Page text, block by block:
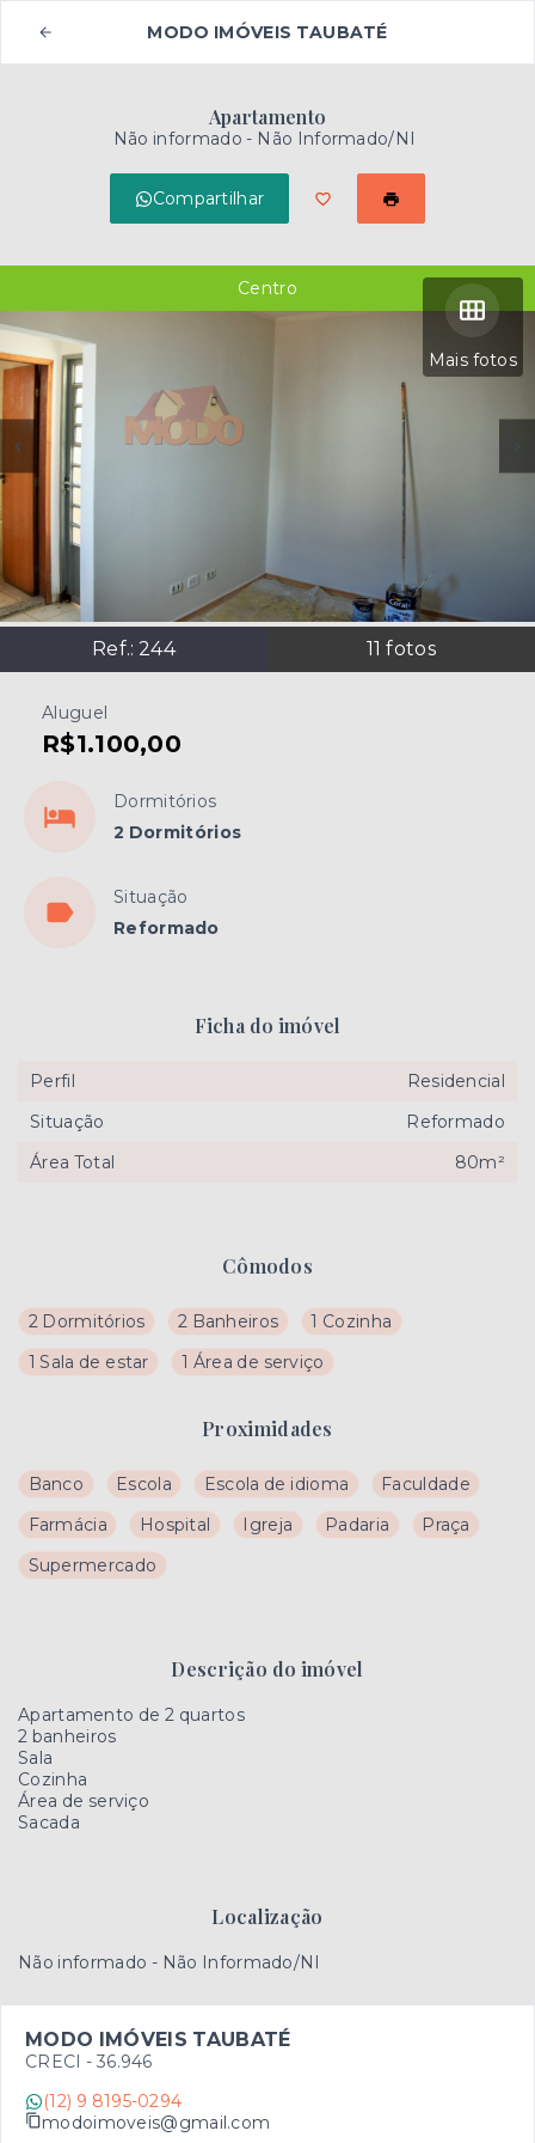
MODO IMÓVEIS TAUBATÉ
Apartamento
Não informado - Não Informado/NI
Compartilhar
Mais fotos
Ref.: 244 11 fotos
Centro
Aluguel
R$1.100,00
Dormitórios
2 Dormitórios
Situação
Reformado
Cômodos
2 Dormitórios 2 Banheiros
1 Cozinha
1 Sala de estar
1 Área de serviço
Proximidades
Banco Escola Escola de idioma
Faculdade
Farmácia
Hospital Igreja Padaria
Praça
Supermercado
Descrição do imóvel
Apartamento de 2 quartos
2 banheiros
Sala
Cozinha
Área de serviço
Sacada
Localização
Não informado - Não Informado/NI
Ficha do imóvel
Perfil
Residencial
Situação
Reformado
Área Total
80m²
MODO IMÓVEIS TAUBATÉ
CRECI - 36.946
(12) 9 8195-0294
modoimoveis@gmail.com